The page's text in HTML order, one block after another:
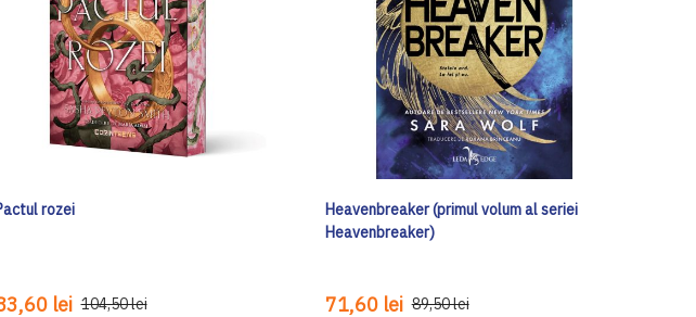
rozei
lei 104,50 lei
Heavenbreaker (primul volum al seriei
Heavenbreaker)
71,60 lei 89,50 lei